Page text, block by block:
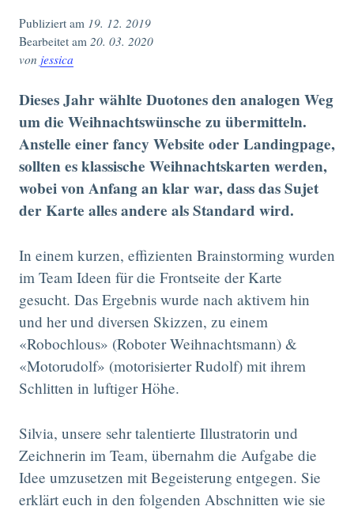
Publiziert am 19. 12. 2019
Bearbeitet am 20. 03. 2020
von jessica
Dieses Jahr wählte Duotones den analogen Weg
um die Weihnachtswünsche zu übermitteln.
Anstelle einer fancy Website oder Landingpage,
sollten es klassische Weihnachtskarten werden,
wobei von Anfang an klar war, dass das Sujet
der Karte alles andere als Standard wird.
In einem kurzen, effizienten Brainstorming wurden
im Team Ideen für die Frontseite der Karte
gesucht. Das Ergebnis wurde nach aktivem hin
und her und diversen Skizzen, zu einem
«Robochlous» (Roboter Weihnachtsmann) &
«Motorudolf» (motorisierter Rudolf) mit ihrem
Schlitten in luftiger Höhe.
Silvia, unsere sehr talentierte Illustratorin und
Zeichnerin im Team, übernahm die Aufgabe die
Idee umzusetzen mit Begeisterung entgegen. Sie
erklärt euch in den folgenden Abschnitten wie sie